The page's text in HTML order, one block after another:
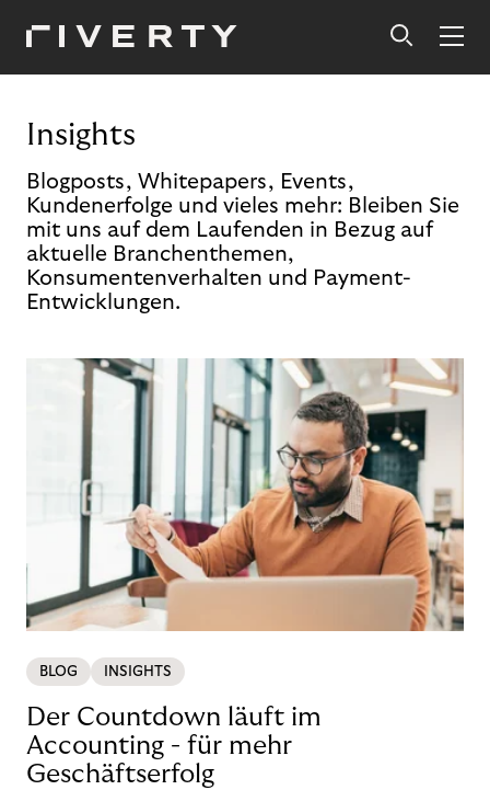
Insights
Blogposts, Whitepapers, Events,
Kundenerfolge und vieles mehr: Bleiben Sie
mit uns auf dem Laufenden in Bezug auf
aktuelle Branchenthemen,
Konsumentenverhalten und Payment-
Entwicklungen.
BLOG INSIGHTS
Der Countdown läuft im
Accounting - für mehr
Geschäftserfolg